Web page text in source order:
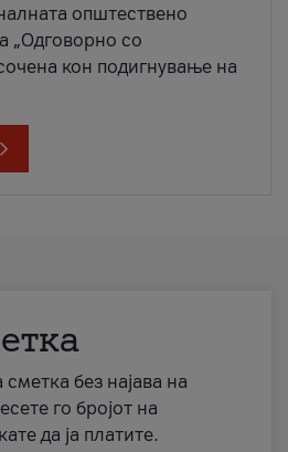
општествено
„Одговорно со
кон подигнување на
без најава на
го бројот на
да ја платите.